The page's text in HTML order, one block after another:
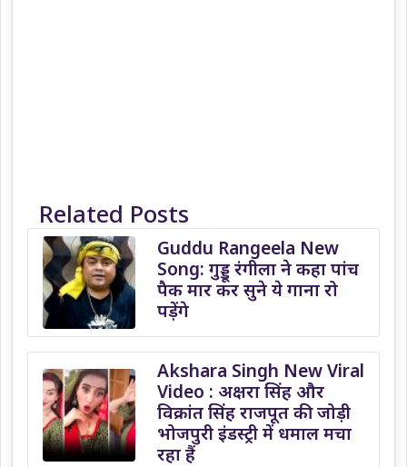
Related Posts
Guddu Rangeela New
Song: गुड्डू रंगीला ने कहा पांच
पैक मार कर सुने ये गाना रो
पड़ेंगे
Akshara Singh New Viral
Video : अक्षरा सिंह और
विक्रांत सिंह राजपूत की जोड़ी
भोजपुरी इंडस्ट्री में धमाल मचा
रहा हैं